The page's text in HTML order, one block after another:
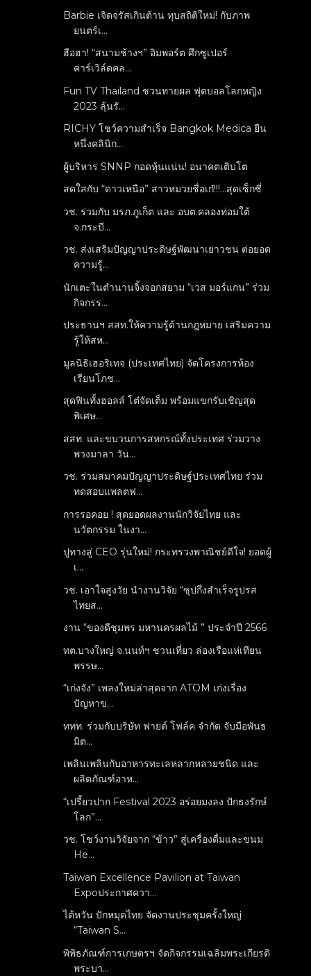
Barbie เจิดจรัสเกินต้าน ทุบสถิติใหม่! กับภาพ
ยนตร์เ...
ฮือฮา! “สนามช้างฯ” อิมพอร์ต ศึกซูเปอร์
คาร์เวิล์ดคล...
Fun TV Thailand ชวนทายผล ฟุตบอลโลกหญิง
2023 ลุ้นรั...
RICHY โชว์ความสำเร็จ Bangkok Medica ยืน
หนึ่งคลินิก...
ผู้บริหาร SNNP กอดหุ้นแน่น! อนาคตเติบโต
สดใสกับ “ดาวเหนือ” สาวหมวยชื่อเก๋!!!...สุดเซ็กซี่
วช. ร่วมกับ มรภ.ภูเก็ต และ อบต.คลองท่อมใต้
จ.กระบี...
วช. ส่งเสริมปัญญาประดิษฐ์พัฒนาเยาวชน ต่อยอด
ความรู้...
นักเตะในตำนานจิ้งจอกสยาม “เวส มอร์แกน” ร่วม
กิจกรร...
ประธานฯ สสท.ให้ความรู้ด้านกฎหมาย เสริมความ
รู้ให้สห...
มูลนิธิเฮอริเทจ (ประเทศไทย) จัดโครงการห้อง
เรียนโภช...
สุดฟินทั้งฮอลล์ โต๋จัดเต็ม พร้อมแขกรับเชิญสุด
พิเศษ...
สสท. และขบวนการสหกรณ์ทั้งประเทศ ร่วมวาง
พวงมาลา วัน...
วช. ร่วมสมาคมปัญญาประดิษฐ์ประเทศไทย ร่วม
ทดสอบแพลตฟ...
การรอคอย ! สุดยอดผลงานนักวิจัยไทย และ
นวัตกรรม ในงา...
ปูทางสู่ CEO รุ่นใหม่! กระทรวงพาณิชย์ดีใจ! ยอดผู้
เ...
วช. เอาใจสูงวัย นำงานวิจัย “ซุปกึ่งสำเร็จรูปรส
ไทยส...
งาน “ของดีชุมพร มหานครผลไม้ ” ประจำปี 2566
ทต.บางใหญ่ จ.นนท์ฯ ชวนเที่ยว ล่องเรือแห่เทียน
พรรษ...
“เก่งจัง” เพลงใหม่ล่าสุดจาก ATOM เก่งเรื่อง
ปัญหาข...
ททท. ร่วมกับบริษัท ฟายด์ โฟล์ค จำกัด จับมือพันธ
มิต...
เพลินเพลินกับอาหารทะเลหลากหลายชนิด และ
ผลิตภัณฑ์อาห...
“เปรี้ยวปาก Festival 2023 อร่อยมงลง ปักธงรักษ์
โลก”...
วช. โชว์งานวิจัยจาก “ข้าว” สู่เครื่องดื่มและขนม
He...
Taiwan Excellence Pavilion at Taiwan
Expoประกาศควา...
ไต้หวัน ปักหมุดไทย จัดงานประชุมครั้งใหญ่
“Taiwan S...
พิพิธภัณฑ์การเกษตรฯ จัดกิจกรรมเฉลิมพระเกียรติ
พระบา...